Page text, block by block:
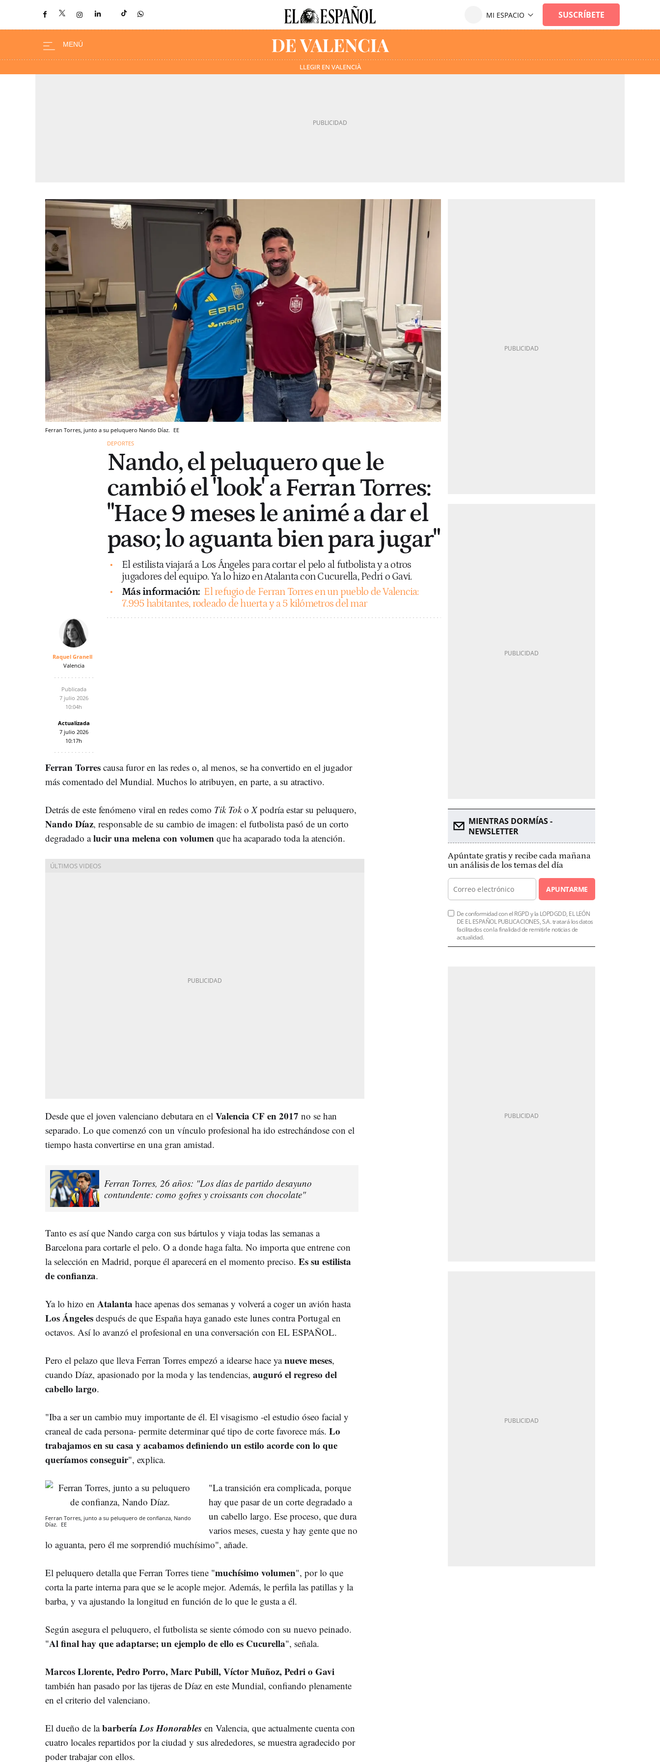
LLEGIR EN VALENCIÀ
Ferran Torres, junto a su peluquero Nando Díaz. EE
DEPORTES
Nando, el peluquero que le
cambió el 'look' a Ferran Torres:
"Hace 9 meses le animé a dar el
paso; lo aguanta bien para jugar"
El estilista viajará a Los Ángeles para cortar el pelo al futbolista y a otros
jugadores del equipo. Ya lo hizo en Atalanta con Cucurella, Pedri o Gavi.
Más información: El refugio de Ferran Torres en un pueblo de Valencia:
7.995 habitantes, rodeado de huerta y a 5 kilómetros del mar
Raquel Granell
Valencia
Publicada
7 julio 2026
10:04h
Actualizada
7 julio 2026
10:17h
Ferran Torres causa furor en las redes o, al menos, se ha convertido en el jugador
más comentado del Mundial. Muchos lo atribuyen, en parte, a su atractivo.
Detrás de este fenómeno viral en redes como Tik TokoXpodría estar su peluquero,
Nando Díaz, responsable de su cambio de imagen: el futbolista pasó de un corto
degradado alucir una melena con volumen que ha acaparado toda la atención.
Desde que el joven valenciano debutara en el Valencia CF en 2017 no se han
separado. Lo que comenzó con un vínculo profesional ha ido estrechándose con el
tiempo hasta convertirse en una gran amistad.
Ferran Torres, 26 años: "Los días de partido desayuno
contundente: como gofres y croissants con chocolate"
Tanto es así que Nando carga con sus bártulos y viaja todas las semanas a
Barcelona para cortarle el pelo. O a donde haga falta. No importa que entrene con
la selección en Madrid, porque él aparecerá en el momento preciso. Essu estilista
de confianza.
Ya lo hizo en Atalanta hace apenas dos semanas y volverá a coger un avión hasta
Los Ángeles después de que España haya ganado este lunes contra Portugal en
octavos. Así lo avanzó el profesional en una conversación con EL ESPAÑOL.
Pero el pelazo que lleva Ferran Torres empezó a idearse hace yanueve meses,
cuando Díaz, apasionado por la moda y las tendencias, auguró el regreso del
cabello largo.
"Iba a ser un cambio muy importante de él. El visagismo -el estudio óseo facial y
craneal de cada persona- permite determinar qué tipo de corte favorece más. Lo
trabajamos en su casa y acabamos definiendo un estilo acorde con lo que
queríamos conseguir", explica.
Ferran Torres, junto a su peluquero de confianza, Nando
Díaz. EE
"La transición era complicada, porque
hay que pasar de un corte degradado a
un cabello largo. Ese proceso, que dura
varios meses, cuesta y hay gente que no
lo aguanta, pero él me sorprendió muchísimo", añade.
El peluquero detalla que Ferran Torres tiene "muchísimo volumen", por lo que
corta la parte interna para que se le acople mejor. Además, le perfila las patillas y la
barba, y va ajustando la longitud en función de lo que le gusta a él.
Según asegura el peluquero, el futbolista se siente cómodo con su nuevo peinado.
"Al final hay que adaptarse; un ejemplo de ello es Cucurella", señala.
Marcos Llorente, Pedro Porro, Marc Pubill, Víctor Muñoz, Pedri o Gavi
también han pasado por las tijeras de Díaz en este Mundial, confiando plenamente
en el criterio del valenciano.
El dueño de labarberíaLos Honorables en Valencia, que actualmente cuenta con
cuatro locales repartidos por la ciudad y sus alrededores, se muestra agradecido por
poder trabajar con ellos.
MIENTRAS DORMÍAS -
NEWSLETTER
Apúntate gratis y recibe cada mañana
un análisis de los temas del día
APUNTARME
De conformidad con el RGPD y la LOPDGDD, EL LEÓN
DE EL ESPAÑOL PUBLICACIONES, S.A. tratará los datos
facilitados con la finalidad de remitirle noticias de
actualidad.